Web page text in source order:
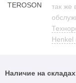
так же
Henkel
Наличие на